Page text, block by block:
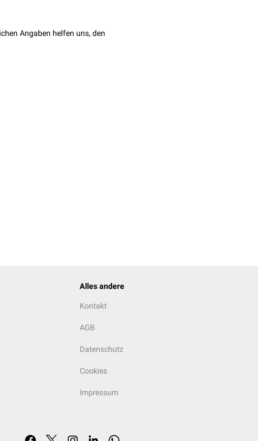
Angaben helfen uns, den
Alles andere
Kontakt
AGB
Datenschutz
Cookies
Impressum